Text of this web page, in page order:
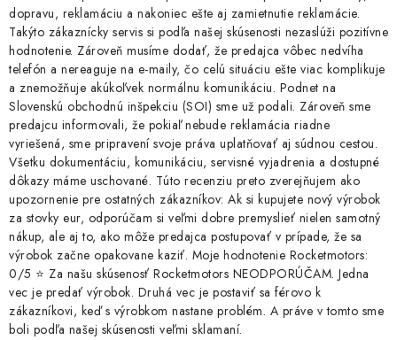
dopravu, reklamáciu a nakoniec ešte aj zamietnutie reklamácie.
Takýto zákaznícky servis si podľa našej skúsenosti nezaslúži pozitívne
hodnotenie. Zároveň musíme dodať, že predajca vôbec nedvíha
telefón a nereaguje na e-maily, čo celú situáciu ešte viac komplikuje
a znemožňuje akúkoľvek normálnu komunikáciu. Podnet na
Slovenskú obchodnú inšpekciu (SOI) sme už podali. Zároveň sme
predajcu informovali, že pokiaľ nebude reklamácia riadne
vyriešená, sme pripravení svoje práva uplatňovať aj súdnou cestou.
Všetku dokumentáciu, komunikáciu, servisné vyjadrenia a dostupné
dôkazy máme uschované. Túto recenziu preto zverejňujem ako
upozornenie pre ostatných zákazníkov: Ak si kupujete nový výrobok
za stovky eur, odporúčam si veľmi dobre premyslieť nielen samotný
nákup, ale aj to, ako môže predajca postupovať v prípade, že sa
výrobok začne opakovane kaziť. Moje hodnotenie Rocketmotors:
0/5 ⭐ Za našu skúsenosť Rocketmotors NEODPORÚČAM. Jedna
vec je predať výrobok. Druhá vec je postaviť sa férovo k
zákazníkovi, keď s výrobkom nastane problém. A práve v tomto sme
boli podľa našej skúsenosti veľmi sklamaní.